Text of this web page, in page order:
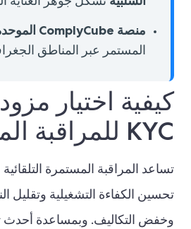
منصة ComplyCube الموحدة
المستمر عبر المناطق
كيفية اختيار
KYC للمراقبة المستمرة
تساعد المراقبة المستمرة
تحسين الكفاءة التشغيلية وتقليل
وخفض التكاليف. وبمساعدة أحدث